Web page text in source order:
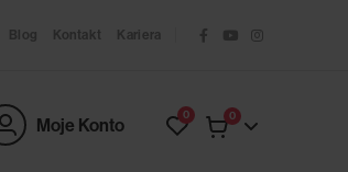
Blog Kontakt Kariera
Moje Konto 0 0